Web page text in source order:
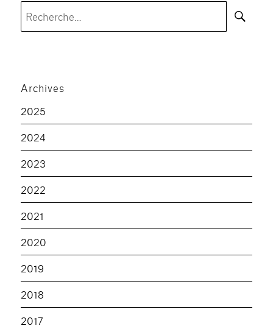
Archives
2025
2024
2023
2022
2021
2020
2019
2018
2017